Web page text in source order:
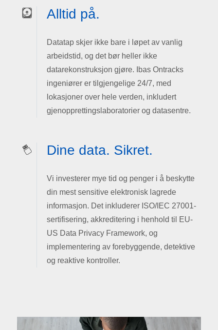
Alltid på.
Datatap skjer ikke bare i løpet av vanlig
arbeidstid, og det bør heller ikke
datarekonstruksjon gjøre. Ibas Ontracks
ingeniører er tilgjengelige 24/7, med
lokasjoner over hele verden, inkludert
gjenopprettingslaboratorier og datasentre.
Dine data. Sikret.
Vi investerer mye tid og penger i å beskytte
din mest sensitive elektronisk lagrede
informasjon. Det inkluderer ISO/IEC 27001-
sertifisering, akkreditering i henhold til EU-
US Data Privacy Framework, og
implementering av forebyggende, detektive
og reaktive kontroller.